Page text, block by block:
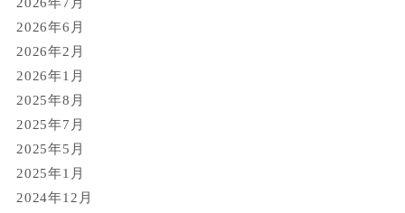
2026年6月
2026年2月
2026年1月
2025年8月
2025年7月
2025年5月
2025年1月
2024年12月